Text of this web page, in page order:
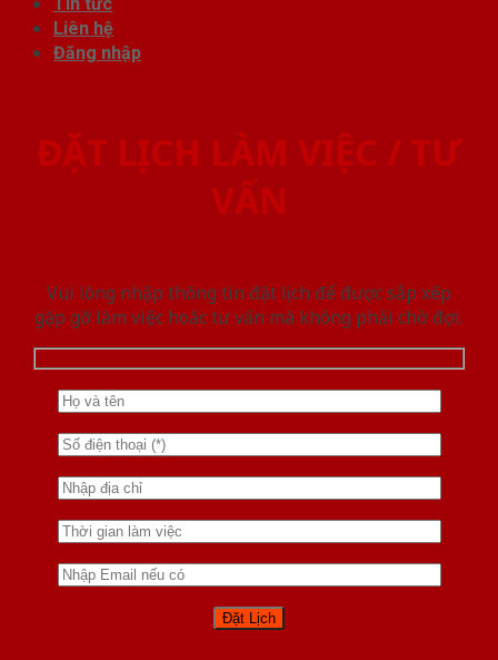
Liên hệ
Đăng nhập
ĐẶT LỊCH LÀM VIỆC / TƯ
VẤN
Vui lòng nhập thông tin đặt lịch để được sắp xếp
gặp gỡ làm việc hoăc tư vấn mà không phải chờ đợi.